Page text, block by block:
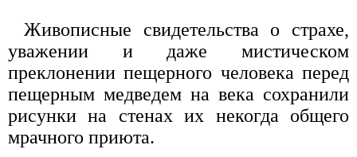
Живописные свидетельства о страхе,
уважении и даже мистическом
преклонении пещерного человека перед
пещерным медведем на века сохранили
рисунки на стенах их некогда общего
мрачного приюта.